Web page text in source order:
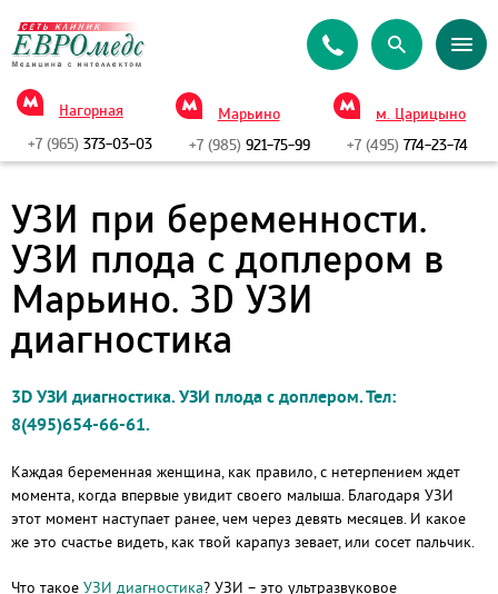
Нагорная
+7 (965) 373-03-03
Марьино
+7 (985)921-75-99
м. Царицыно
+7 (495) 774-23-74
УЗИ при беременности.
УЗИ плода с доплером в
Марьино. ЗD УЗИ
диагностика
3D УЗИ диагностика. УЗИ плода с доплером. Тел:
8(495)654-66-61.
Каждая беременная женщина, как правило, с нетерпением ждет
момента, когда впервые увидит своего малыша. Благодаря УЗИ
этот момент наступает ранее, чем через девять месяцев. И какое
же это счастье видеть, как твой карапуз зевает, или сосет пальчик.
Что такое УЗИ диагностика? УЗИ – это ультразвуковое